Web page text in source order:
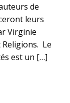
de
leurs
Virginie
Le
est un […]